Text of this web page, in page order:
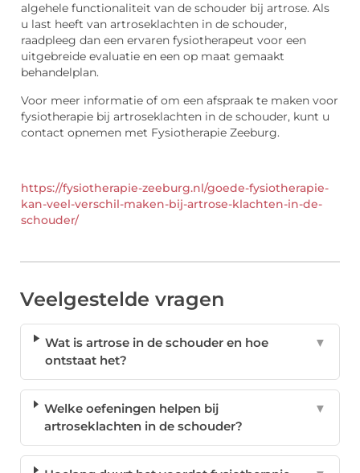
algehele functionaliteit van de schouder bij artrose. Als
u last heeft van artroseklachten in de schouder,
raadpleeg dan een ervaren fysiotherapeut voor een
uitgebreide evaluatie en een op maat gemaakt
behandelplan.
Voor meer informatie of om een afspraak te maken voor
fysiotherapie bij artroseklachten in de schouder, kunt u
contact opnemen met Fysiotherapie Zeeburg.
https://fysiotherapie-zeeburg.nl/goede-fysiotherapie-
kan-veel-verschil-maken-bij-artrose-klachten-in-de-
schouder/
Veelgestelde vragen
Wat is artrose in de schouder en hoe
ontstaat het?
▼
Welke oefeningen helpen bij
artroseklachten in de schouder?
▼